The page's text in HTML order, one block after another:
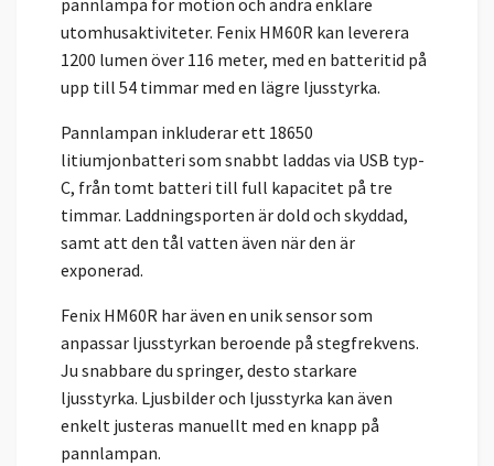
pannlampa för motion och andra enklare
utomhusaktiviteter. Fenix HM60R kan leverera
1200 lumen över 116 meter, med en batteritid på
upp till 54 timmar med en lägre ljusstyrka.
Pannlampan inkluderar ett 18650
litiumjonbatteri som snabbt laddas via USB typ-
C, från tomt batteri till full kapacitet på tre
timmar. Laddningsporten är dold och skyddad,
samt att den tål vatten även när den är
exponerad.
Fenix HM60R har även en unik sensor som
anpassar ljusstyrkan beroende på stegfrekvens.
Ju snabbare du springer, desto starkare
ljusstyrka. Ljusbilder och ljusstyrka kan även
enkelt justeras manuellt med en knapp på
pannlampan.